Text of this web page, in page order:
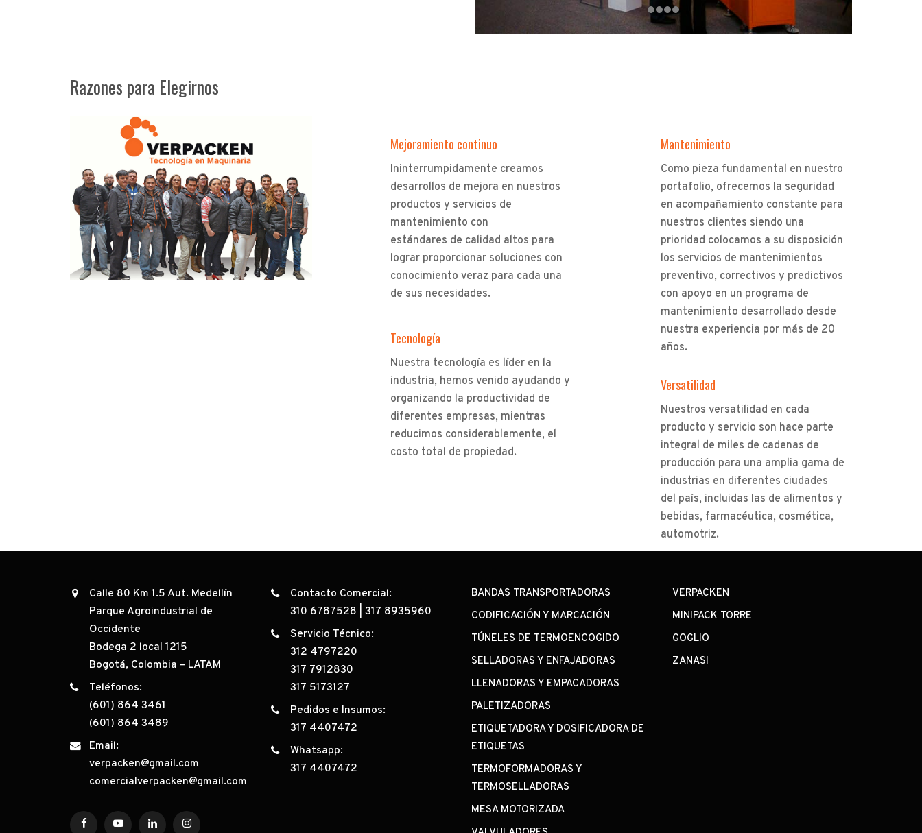
Razones para Elegirnos
Mejoramiento continuo
Ininterrumpidamente creamos
desarrollos de mejora en nuestros
productos y servicios de
mantenimiento con
estándares de calidad altos para
lograr proporcionar soluciones con
conocimiento veraz para cada una
de sus necesidades.
Tecnología
Nuestra tecnología es líder en la
industria, hemos venido ayudando y
organizando la productividad de
diferentes empresas, mientras
reducimos considerablemente, el
costo total de propiedad.
Mantenimiento
Como pieza fundamental en nuestro
portafolio, ofrecemos la seguridad
en acompañamiento constante para
nuestros clientes siendo una
prioridad colocamos a su disposición
los servicios de mantenimientos
preventivo, correctivos y predictivos
con apoyo en un programa de
mantenimiento desarrollado desde
nuestra experiencia por más de 20
años.
Versatilidad
Nuestros versatilidad en cada
producto y servicio son hace parte
integral de miles de cadenas de
producción para una amplia gama de
industrias en diferentes ciudades
del país, incluidas las de alimentos y
bebidas, farmacéutica, cosmética,
automotriz.
Calle 80 Km 1.5 Aut. Medellín
Parque Agroindustrial de
Occidente
Bodega 2 local 1215
Bogotá, Colombia – LATAM
Teléfonos:
(601) 864 3461
(601) 864 3489
Email:
verpacken@gmail.com
comercialverpacken@gmail.com
Contacto Comercial:
310 6787528
317 8935960
Servicio Técnico:
312 4797220
317 7912830
317 5173127
Pedidos e Insumos:
317 4407472
Whatsapp:
317 4407472
BANDAS TRANSPORTADORAS
CODIFICACIÓN Y MARCACIÓN
TÚNELES DE TERMOENCOGIDO
SELLADORAS Y ENFAJADORAS
LLENADORAS Y EMPACADORAS
PALETIZADORAS
ETIQUETADORA Y DOSIFICADORA DE
ETIQUETAS
TERMOFORMADORAS Y
TERMOSELLADORAS
MESA MOTORIZADA
VERPACKEN
MINIPACK TORRE
GOGLIO
ZANASI